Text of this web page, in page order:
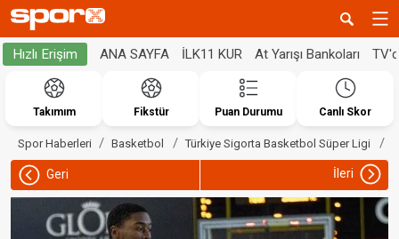
Hızlı Erişim ANA SAYFA İLK11 KUR At Yarışı Bankoları
Takımım Fikstür Puan Durumu Canlı Skor
Spor Haberleri Basketbol Türkiye Sigorta Basketbol Süper Ligi
Geri İleri